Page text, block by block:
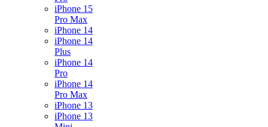
iPhone 15
Pro Max
iPhone 14
iPhone 14
Plus
iPhone 14
Pro
iPhone 14
Pro Max
iPhone 13
iPhone 13